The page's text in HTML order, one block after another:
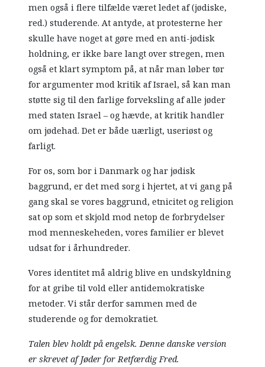
men også i flere tilfælde været ledet af (jødiske,
red.) studerende. At antyde, at protesterne her
skulle have noget at gøre med en anti-jødisk
holdning, er ikke bare langt over stregen, men
også et klart symptom på, at når man løber tør
for argumenter mod kritik af Israel, så kan man
støtte sig til den farlige forveksling af alle jøder
med staten Israel – og hævde, at kritik handler
om jødehad. Det er både uærligt, useriøst og
farligt.
For os, som bor i Danmark og har jødisk
baggrund, er det med sorg i hjertet, at vi gang på
gang skal se vores baggrund, etnicitet og religion
sat op som et skjold mod netop de forbrydelser
mod menneskeheden, vores familier er blevet
udsat for i århundreder.
Vores identitet må aldrig blive en undskyldning
for at gribe til vold eller antidemokratiske
metoder. Vi står derfor sammen med de
studerende og for demokratiet.
Talen blev holdt på engelsk. Denne danske version
er skrevet af Jøder for Retfærdig Fred.